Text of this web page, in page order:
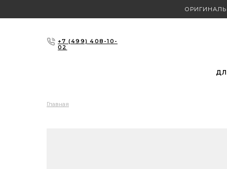
+7 (499) 408-10-
02
Главная